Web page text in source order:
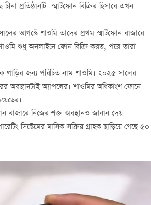
প্রতিষ্ঠানটি। স্মার্টফোন বিক্রির হিসাবে এখন
আগস্টে শাওমি তাদের প্রথম স্মার্টফোন বাজারে
শুধু অনলাইনে ফোন বিক্রি করত, পরে তারা
গাড়ির জন্য পরিচিত নাম শাওমি। ২০২৫ সালের
অবস্থানটাই অ্যাপলের। শাওমির অধিকাংশ ফোনে
বাজারে নিজের শক্ত অবস্থানও জানান দেয়
সিস্টেমের মাসিক সক্রিয় গ্রাহক ছাড়িয়ে গেছে ৫০